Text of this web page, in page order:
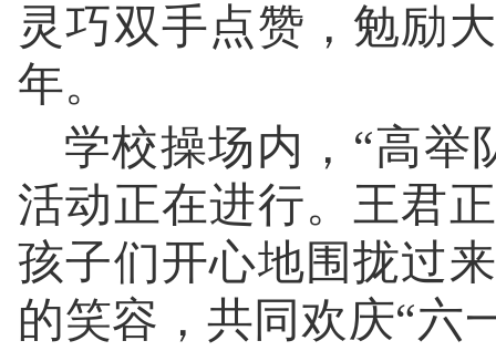
灵巧双手点赞，勉励
年。
学校操场内，“高
活动正在进行。王君
孩子们开心地围拢过
的笑容，共同欢庆“六